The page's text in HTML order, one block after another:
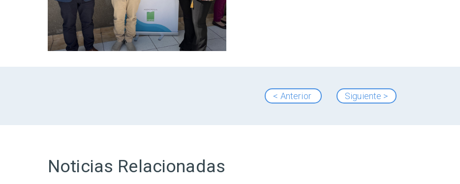
< Anterior Siguiente >
Noticias Relacionadas